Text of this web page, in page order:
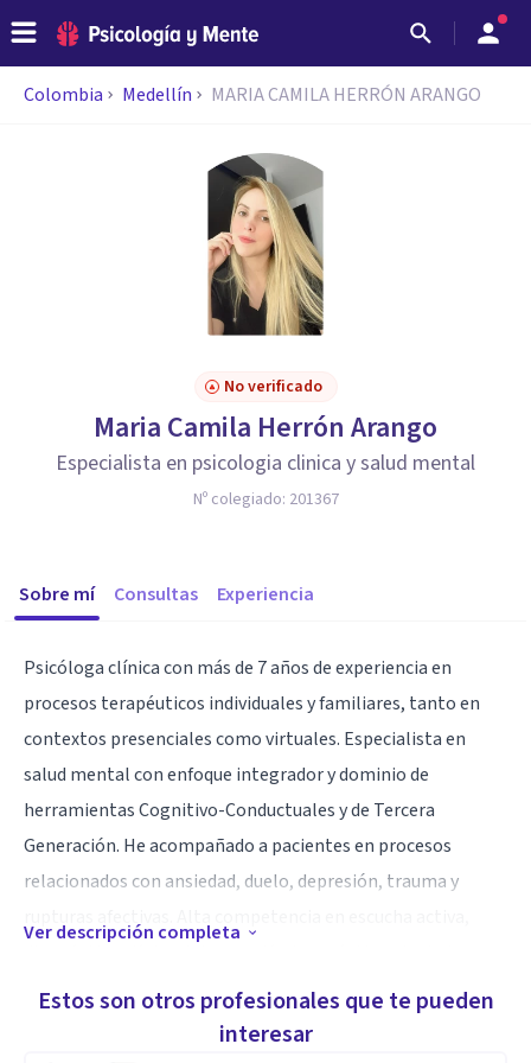
Colombia Medellín MARIA CAMILA HERRÓN ARANGO
No verificado
Maria Camila Herrón Arango
Especialista en psicologia clinica y salud mental
Nº colegiado: 201367
Sobre mí Consultas Experiencia
Psicóloga clínica con más de 7 años de experiencia en
procesos terapéuticos individuales y familiares, tanto en
contextos presenciales como virtuales. Especialista en
salud mental con enfoque integrador y dominio de
herramientas Cognitivo-Conductuales y de Tercera
Generación. He acompañado a pacientes en procesos
relacionados con ansiedad, duelo, depresión, trauma y
interdisciplinario. Comprometida con la actualización
constante, la ética profesional y el uso adecuado de
Ver descripción completa
Estos son otros profesionales que te pueden
interesar